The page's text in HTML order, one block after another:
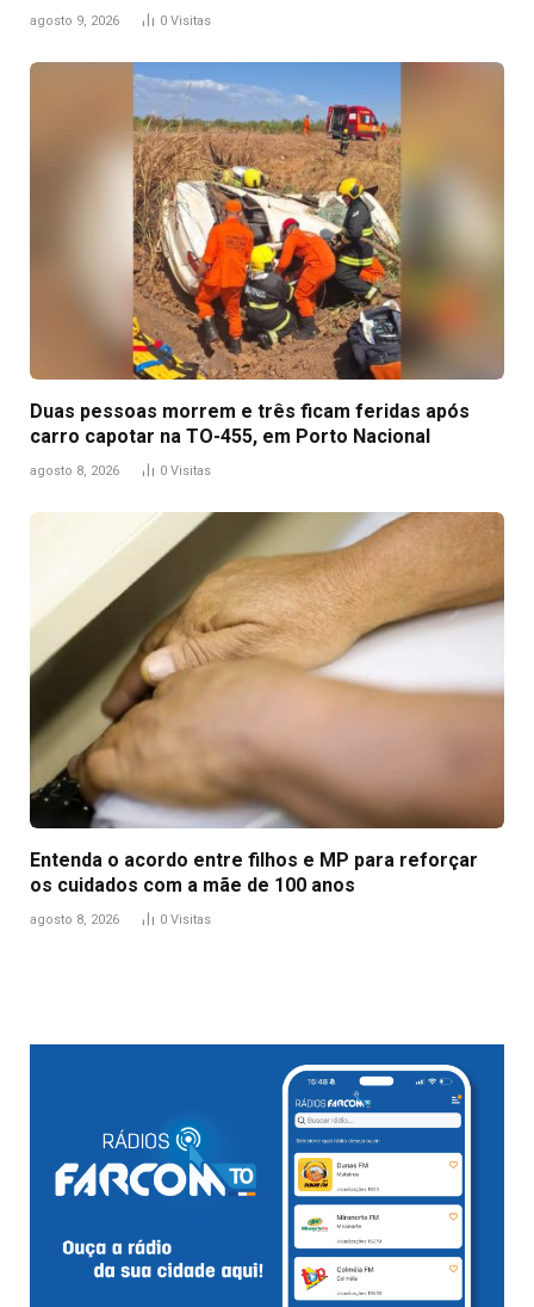
agosto 9, 2026 0 Visitas
Duas pessoas morrem e três ficam feridas após
carro capotar na TO-455, em Porto Nacional
agosto 8, 2026 0 Visitas
Entenda o acordo entre filhos e MP para reforçar
os cuidados com a mãe de 100 anos
agosto 8, 2026 0 Visitas